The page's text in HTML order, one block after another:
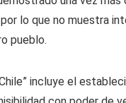
lo que no muestra
pueblo.
incluye el